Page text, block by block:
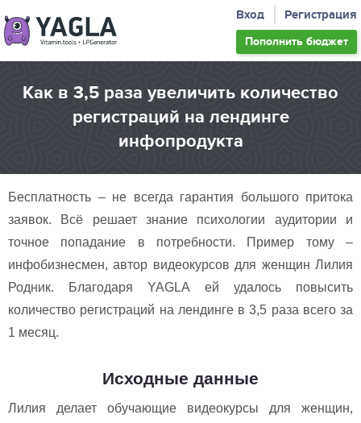
Вход Регистрация
Пополнить бюджет
Как в 3,5 раза увеличить количество
регистраций на лендинге
инфопродукта
Бесплатность – не всегда гарантия большого притока
заявок. Всё решает знание психологии аудитории и
точное попадание в потребности. Пример тому –
инфобизнесмен, автор видеокурсов для женщин Лилия
Родник. Благодаря YAGLA ей удалось повысить
количество регистраций на лендинге в 3,5 раза всего за
1 месяц.
Исходные данные
Лилия делает обучающие видеокурсы для женщин,